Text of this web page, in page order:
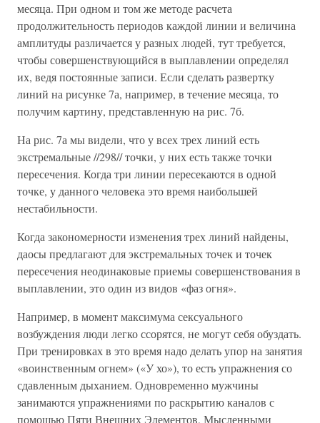
месяца. При одном и том же методе расчета
продолжительность периодов каждой линии и величина
амплитуды различается у разных людей, тут требуется,
чтобы совершенствующийся в выплавлении определял
их, ведя постоянные записи. Если сделать развертку
линий на рисунке 7а, например, в течение месяца, то
получим картину, представленную на рис. 7б.
На рис. 7а мы видели, что у всех трех линий есть
экстремальные //298// точки, у них есть также точки
пересечения. Когда три линии пересекаются в одной
точке, у данного человека это время наибольшей
нестабильности.
Когда закономерности изменения трех линий найдены,
даосы предлагают для экстремальных точек и точек
пересечения неодинаковые приемы совершенствования в
выплавлении, это один из видов «фаз огня».
Например, в момент максимума сексуального
возбуждения люди легко ссорятся, не могут себя обуздать.
При тренировках в это время надо делать упор на занятия
«воинственным огнем» («У хо»), то есть упражнения со
сдавленным дыханием. Одновременно мужчины
занимаются упражнениями по раскрытию каналов с
помощью Пяти Внешних Элементов, Мысленными